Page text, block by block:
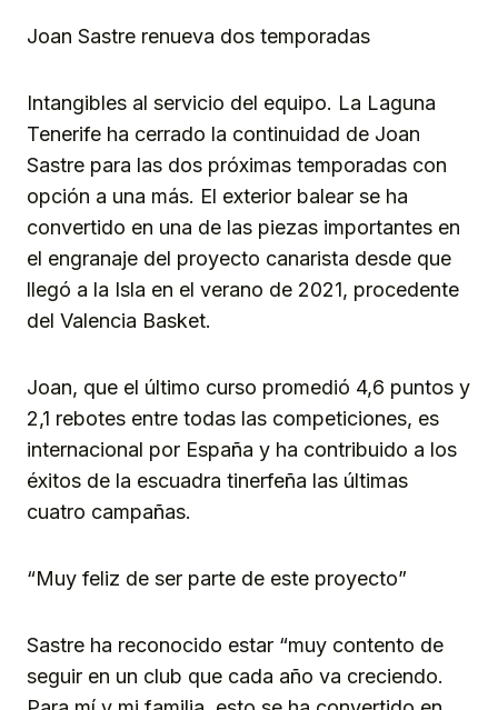
Joan Sastre renueva dos temporadas
Intangibles al servicio del equipo. La Laguna
Tenerife ha cerrado la continuidad de Joan
Sastre para las dos próximas temporadas con
opción a una más. El exterior balear se ha
convertido en una de las piezas importantes en
el engranaje del proyecto canarista desde que
llegó a la Isla en el verano de 2021, procedente
del Valencia Basket.
Joan, que el último curso promedió 4,6 puntos y
2,1 rebotes entre todas las competiciones, es
internacional por España y ha contribuido a los
éxitos de la escuadra tinerfeña las últimas
cuatro campañas.
“Muy feliz de ser parte de este proyecto”
Sastre ha reconocido estar “muy contento de
seguir en un club que cada año va creciendo.